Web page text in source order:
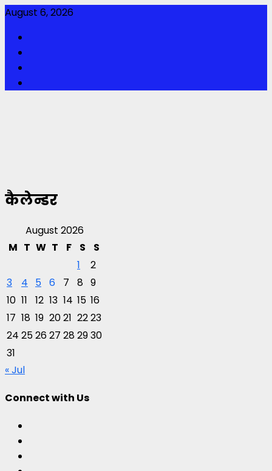
Skip
content
August 6, 2026
कैलेन्डर
August 2026
M T W T F S
S
1
2
3
4 5 6 7 8 9
10 11 12 13 14 15 16
17 18 19 2021 2223
24 252627 282930
31
« Jul
Connect with Us